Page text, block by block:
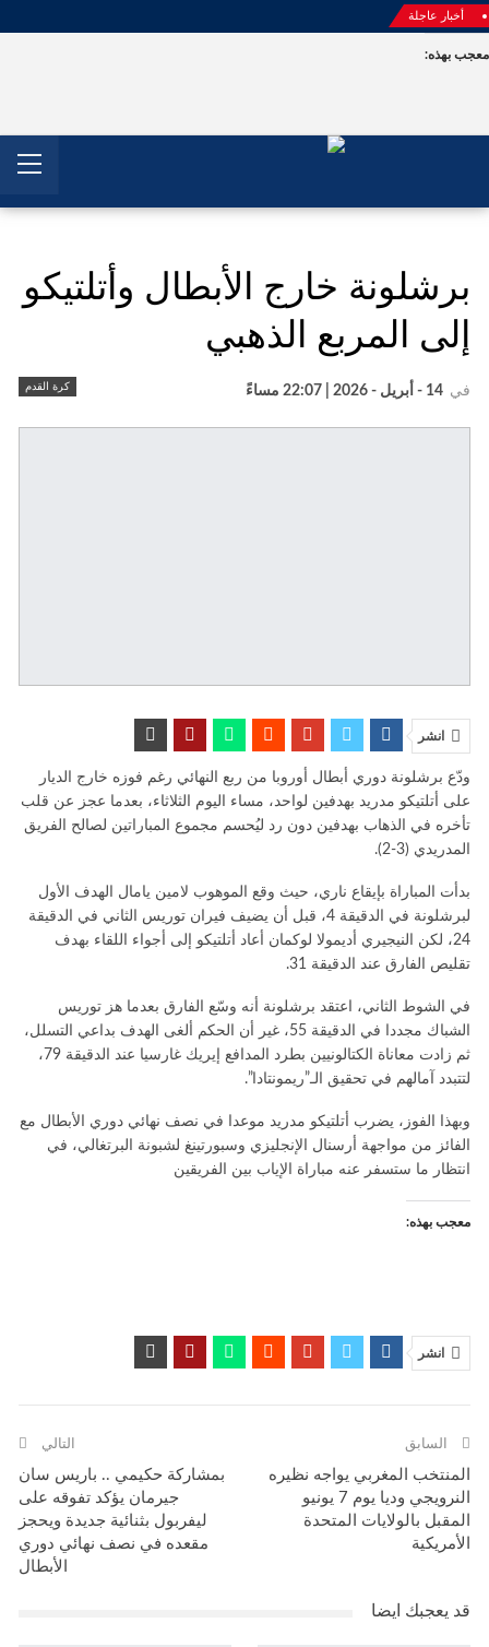
أخبار عاجلة
بهذه:
برشلونة خارج الأبطال وأتلتيكو
إلى المربع الذهبي
كرة القدم في 14 - أبريل - 2026 | 22:07 مساءً
انشر
ودّع برشلونة دوري أبطال أوروبا من ربع النهائي رغم فوزه خارج الديار
على أتلتيكو مدريد بهدفين لواحد، مساء اليوم الثلاثاء، بعدما عجز عن قلب
تأخره في الذهاب بهدفين دون رد ليُحسم مجموع المباراتين لصالح الفريق
المدريدي (3-2).
بدأت المباراة بإيقاع ناري، حيث وقع الموهوب لامين يامال الهدف الأول
لبرشلونة في الدقيقة 4، قبل أن يضيف فيران توريس الثاني في الدقيقة
24، لكن النيجيري أديمولا لوكمان أعاد أتلتيكو إلى أجواء اللقاء بهدف
تقليص الفارق عند الدقيقة 31.
في الشوط الثاني، اعتقد برشلونة أنه وسّع الفارق بعدما هز توريس
الشباك مجددا في الدقيقة 55، غير أن الحكم ألغى الهدف بداعي التسلل،
ثم زادت معاناة الكتالونيين بطرد المدافع إيريك غارسيا عند الدقيقة 79،
لتتبدد آمالهم في تحقيق الـ”ريمونتادا”.
وبهذا الفوز، يضرب أتلتيكو مدريد موعدا في نصف نهائي دوري الأبطال مع
الفائز من مواجهة أرسنال الإنجليزي وسبورتينغ لشبونة البرتغالي، في
انتظار ما ستسفر عنه مباراة الإياب بين الفريقين
معجب بهذه:
انشر
السابق
المنتخب المغربي يواجه نظيره
النرويجي وديا يوم 7 يونيو
المقبل بالولايات المتحدة
الأمريكية
التالي
بمشاركة حكيمي .. باريس سان
جيرمان يؤكد تفوقه على
ليفربول بثنائية جديدة ويحجز
مقعده في نصف نهائي دوري
الأبطال
قد يعجبك ايضا